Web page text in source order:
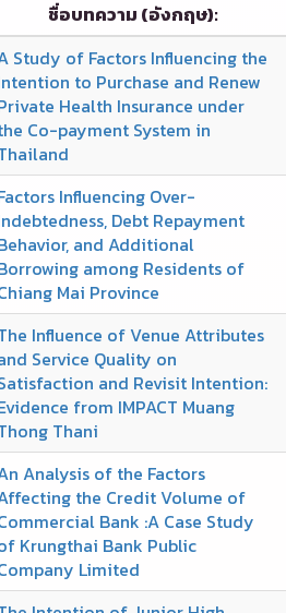
ชื่อบทความ (อังกฤษ):
Study of Factors Influencing the
to Purchase and Renew
Health Insurance under
Co-payment System in
Influencing Over-
Debt Repayment
and Additional
among Residents of
Mai Province
Influence of Venue Attributes
Service Quality on
and Revisit Intention:
from IMPACT Muang
Thani
Analysis of the Factors
the Credit Volume of
Bank :A Case Study
Krungthai Bank Public
Limited